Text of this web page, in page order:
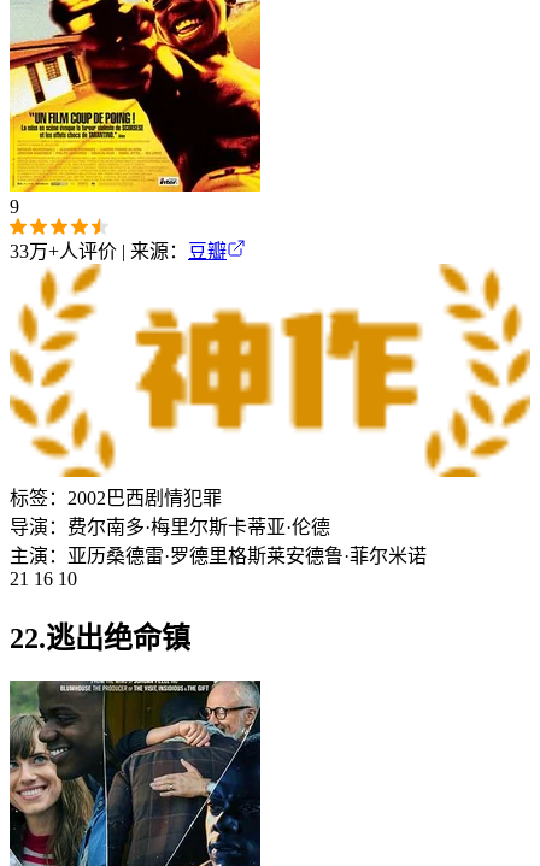
9
33万+人评价 | 来源： 豆瓣
标签： 2002 巴西剧情犯罪
导演： 费尔南多·梅里尔斯卡蒂亚·伦德
主演： 亚历桑德雷·罗德里格斯莱安德鲁·菲尔米诺
21 16 10
22.逃出绝命镇